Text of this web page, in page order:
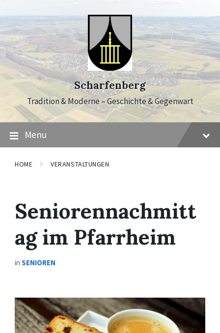
content
main
navigation
footer
Scharfenberg
Tradition & Moderne – Geschichte & Gegenwart
Menu
HOME VERANSTALTUNGEN
Seniorennachmitt
ag im Pfarrheim
in SENIOREN